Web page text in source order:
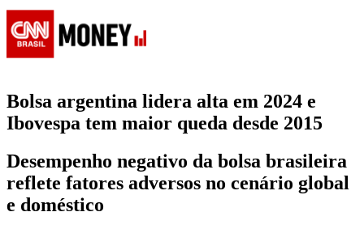
Bolsa argentina lidera alta em 2024 e
Ibovespa tem maior queda desde 2015
Desempenho negativo da bolsa brasileira
reflete fatores adversos no cenário global
e doméstico